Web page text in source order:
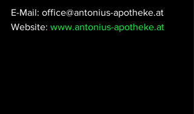
E-Mail: office@antonius-apotheke.at
Website: www.antonius-apotheke.at